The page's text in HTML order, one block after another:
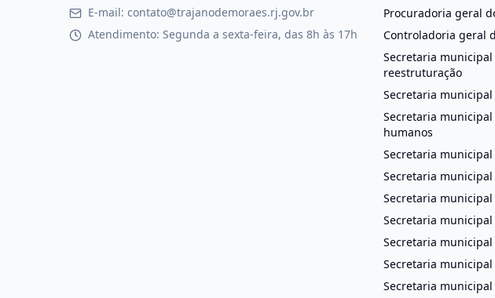
E-mail: contato@trajanodemoraes.rj.gov.br
Atendimento: Segunda a sexta-feira, das 8h às 17h
Procuradoria geral
Controladoria geral
Secretaria
reestruturação
Secretaria
Secretaria
humanos
Secretaria
Secretaria
Secretaria
Secretaria
Secretaria
Secretaria
Secretaria